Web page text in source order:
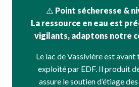
⚠️ Point sécheresse &
La ressource en eau est
vigilants, adaptons notre
Le lac de Vassivière est
exploité par EDF. Il produit
assure le soutien d’étiage des